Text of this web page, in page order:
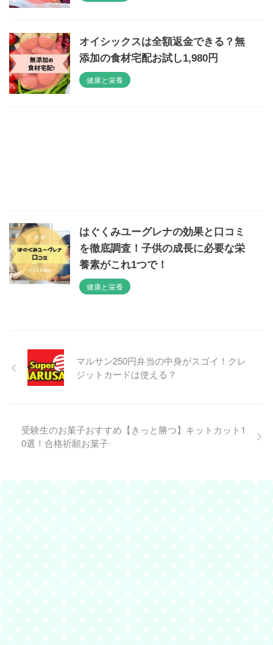
オイシックスは全額返金できる？無
添加の食材宅配お試し1,980円
健康と栄養
はぐくみユーグレナの効果と口コミ
を徹底調査！子供の成長に必要な栄
養素がこれ1つで！
健康と栄養
マルサン250円弁当の中身がスゴイ！クレ
ジットカードは使える？
受験生のお菓子おすすめ【きっと勝つ】キットカット1
0選！合格祈願お菓子